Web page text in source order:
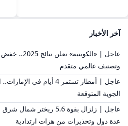
آخر الأخبار
عاجل |
وتصنيف عالمي متقدم
عاجل | أمطار تستمر 4 أيام
الجوية المتوقعة
عاجل | زلزال بقوة 5.6
عدة دول وتحذيرات من هزات ارتدادية